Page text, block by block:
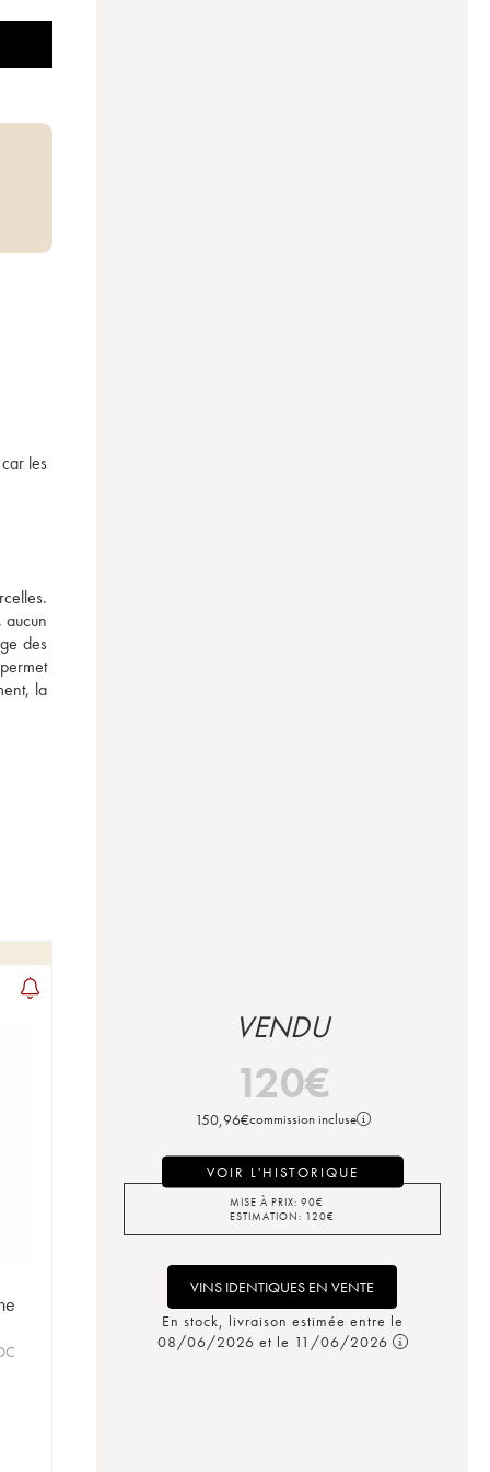
les
des
la
VENDU
120€
150,96€commission incluse
VOIR L'HISTORIQUE
MISE À PRIX: 90€
ESTIMATION: 120€
VINS IDENTIQUES EN VENTE
En stock, livraison estimée entre le
08/06/2026 et le 11/06/2026